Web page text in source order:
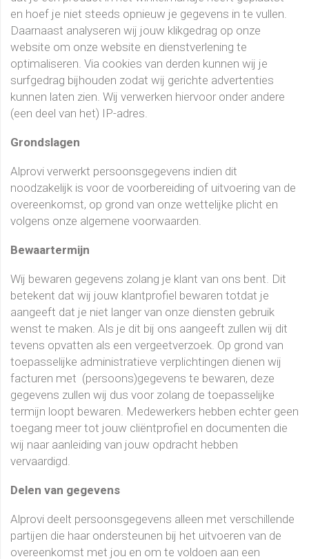
en hoef je niet steeds opnieuw je gegevens in te vullen.
Daarnaast analyseren wij jouw klikgedrag op onze
website om onze website en dienstverlening te
optimaliseren. Via cookies van derden kunnen wij je
surfgedrag bijhouden zodat wij gerichte advertenties
kunnen laten zien. Wij verwerken hiervoor onder andere
(een deel van het) IP-adres.
Grondslagen
Alprovi verwerkt persoonsgegevens indien dit
noodzakelijk is voor de voorbereiding of uitvoering van de
overeenkomst, op grond van onze wettelijke plicht en
volgens onze algemene voorwaarden.
Bewaartermijn
Wij bewaren gegevens zolang je klant van ons bent. Dit
betekent dat wij jouw klantprofiel bewaren totdat je
aangeeft dat je niet langer van onze diensten gebruik
wenst te maken. Als je dit bij ons aangeeft zullen wij dit
tevens opvatten als een vergeetverzoek. Op grond van
toepasselijke administratieve verplichtingen dienen wij
facturen met (persoons)gegevens te bewaren, deze
gegevens zullen wij dus voor zolang de toepasselijke
termijn loopt bewaren. Medewerkers hebben echter geen
toegang meer tot jouw cliëntprofiel en documenten die
wij naar aanleiding van jouw opdracht hebben
vervaardigd.
Delen van gegevens
Alprovi deelt persoonsgegevens alleen met verschillende
partijen die haar ondersteunen bij het uitvoeren van de
overeenkomst met jou en om te voldoen aan een